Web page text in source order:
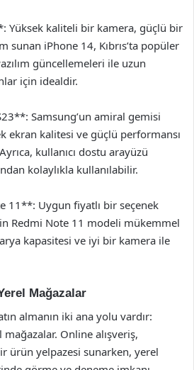
Yüksek kaliteli bir kamera, güçlü bir
sunan iPhone 14, Kıbrıs’ta popüler
güncellemeleri ile uzun
için idealdir.
Samsung’un amiral gemisi
ekran kalitesi ve güçlü performansı
kullanıcı dostu arayüzü
kolaylıkla kullanılabilir.
11**: Uygun fiyatlı bir seçenek
Redmi Note 11 modeli mükemmel
kapasitesi ve iyi bir kamera ile
Mağazalar
almanın iki ana yolu vardır:
Online alışveriş,
ürün yelpazesi sunarken, yerel